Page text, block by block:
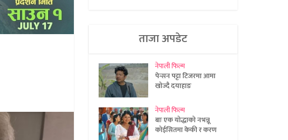
ताजा अपडेट
नेपाली फिल्म
पेन्सन पट्टा टिजरमा आमा
खोज्दै दयाहाङ
नेपाली फिल्म
बाः एक योद्धाको नभन्नू
कोईसितमा केकी र करण